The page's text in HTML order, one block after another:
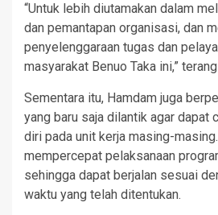
“Untuk lebih diutamakan dalam
dan pemantapan organisasi, dan
penyelenggaraan tugas dan
masyarakat Benuo Taka ini,”
Sementara itu, Hamdam juga
yang baru saja dilantik agar dapat
diri pada unit kerja masing-
mempercepat pelaksanaan
sehingga dapat berjalan sesuai
waktu yang telah ditentukan.